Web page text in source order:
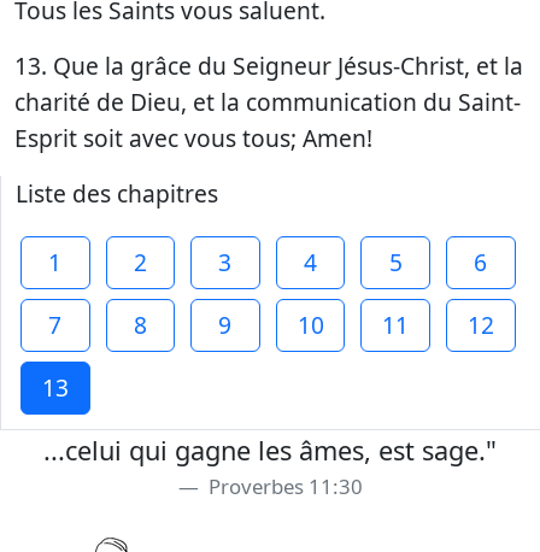
Tous les Saints vous saluent.
13. Que la grâce du Seigneur Jésus-Christ, et la
charité de Dieu, et la communication du Saint-
Esprit soit avec vous tous; Amen!
Liste des chapitres
1 2 3 4 5
6
7
8 9 10 11
12
13
...celui qui gagne les âmes, est sage."
Proverbes 11:30